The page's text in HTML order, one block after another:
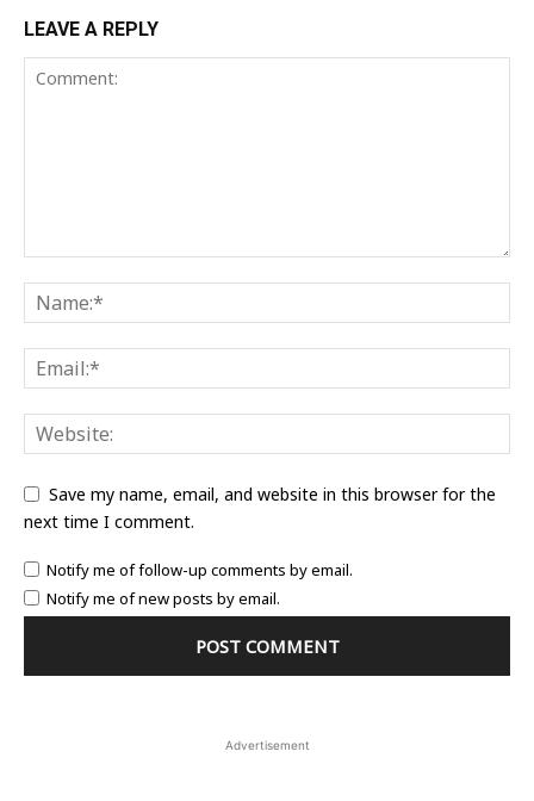
LEAVE A REPLY
Save my name, email, and website in this browser for the
next time I comment.
Notify me of follow-up comments by email.
Notify me of new posts by email.
Advertisement